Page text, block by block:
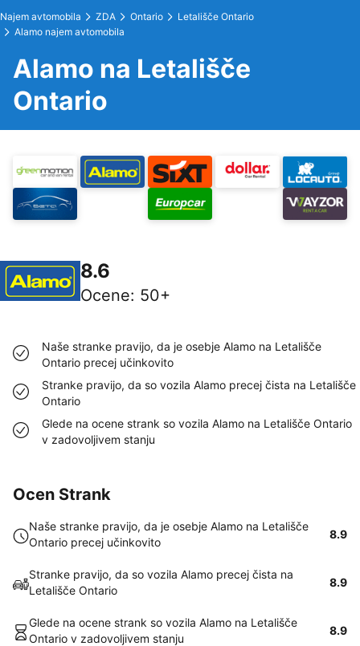
Najem avtomobila ZDA Ontario
Letališče Ontario
Alamo najem avtomobila
Alamo na Letališče
Ontario
8.6
Ocene: 50+
Naše stranke pravijo, da je osebje Alamo na Letališče
Ontario precej učinkovito
Stranke pravijo, da so vozila Alamo precej čista na Letališče
Ontario
Glede na ocene strank so vozila Alamo na Letališče Ontario
v zadovoljivem stanju
Ocen Strank
Naše stranke pravijo, da je osebje Alamo na Letališče
Ontario precej učinkovito
8.9
Stranke pravijo, da so vozila Alamo precej čista na
Letališče Ontario
8.9
Glede na ocene strank so vozila Alamo na Letališče
Ontario v zadovoljivem stanju
8.9